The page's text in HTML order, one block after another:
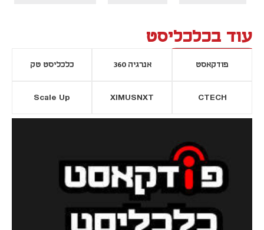
עוד בכלכליסט
פודקאסט אנרגיה 360 כלכליסט טק
CTECH
XIMUSNXT
Scale Up
נפתח בכרטיסייה חדשה חדשה